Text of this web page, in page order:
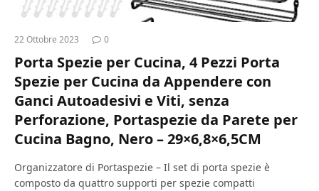
22 Ottobre 2023 0
Porta Spezie per Cucina, 4 Pezzi Porta
Spezie per Cucina da Appendere con
Ganci Autoadesivi e Viti, senza
Perforazione, Portaspezie da Parete per
Cucina Bagno, Nero – 29×6,8×6,5CM
Organizzatore di Portaspezie – Il set di porta spezie è
composto da quattro supporti per spezie compatti